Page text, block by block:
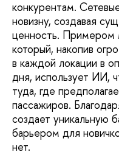
конкурентам.
новизну, создавая
ценность. Примером
который, накопив
в каждой локации в
дня, исполь­зует ИИ,
туда, где
пассажиров.
создает уникальную
барьером для
нет.